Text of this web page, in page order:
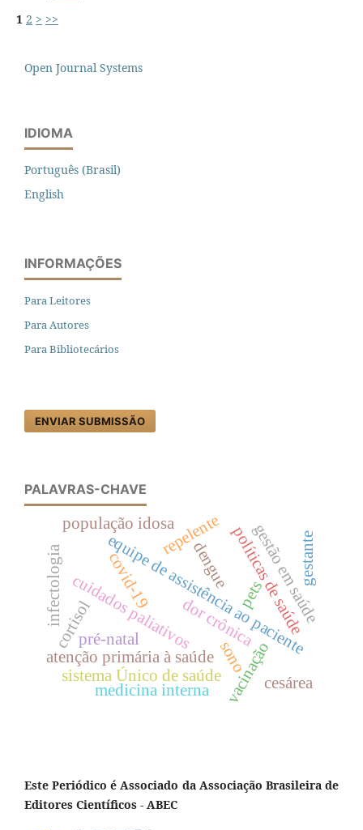
1 2 > >>
Open Journal Systems
IDIOMA
Português (Brasil)
English
INFORMAÇÕES
Para Leitores
Para Autores
Para Bibliotecários
ENVIAR SUBMISSÃO
PALAVRAS-CHAVE
equipe de assistência ao paciente
cuidados paliativos
atenção primária à saúde
sistema Único de saúde
políticas de saúde
gestão em saúde
vacinação
covid-19
população idosa
medicina interna
infectologia
sono
repelente
pré-natal
dengue
dor crônica
cortisol
pets
cesárea
gestante
Este Periódico é Associado da Associação Brasileira de
Editores Científicos - ABEC